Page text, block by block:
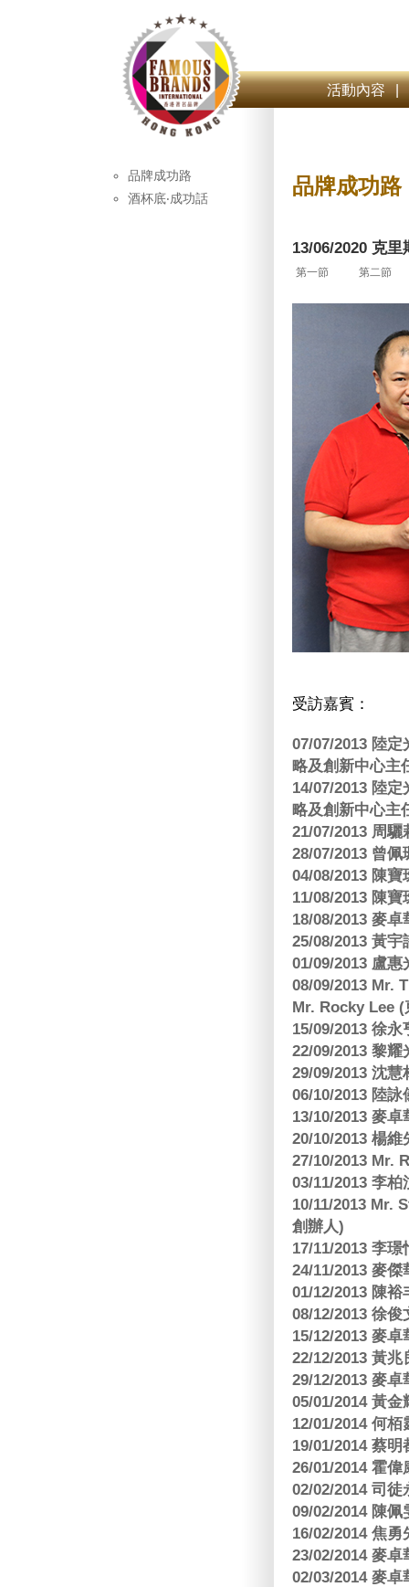
活動內容 |
品牌成功路
酒杯底‧成功話
品牌成功路
13/06/2020 克
第一節 第二節
受訪嘉賓：
07/07/2013 陸
略及創新中心主
14/07/2013 陸
略及創新中心主
21/07/2013 周
28/07/2013 曾
04/08/2013 陳
11/08/2013 陳
18/08/2013 麥
25/08/2013 黃
01/09/2013 盧
08/09/2013 Mr.
Mr. Rocky Lee
15/09/2013 徐
22/09/2013 黎
29/09/2013 沈
06/10/2013 陸
13/10/2013 麥
20/10/2013 楊
27/10/2013 Mr.
03/11/2013 李
10/11/2013 Mr.
創辦人)
17/11/2013 李
24/11/2013 麥
01/12/2013 陳
08/12/2013 徐
15/12/2013 麥
22/12/2013 黃
29/12/2013 麥
05/01/2014 黃
12/01/2014 何
19/01/2014 蔡
26/01/2014 霍
02/02/2014 司
09/02/2014 陳
16/02/2014 焦
23/02/2014 麥
02/03/2014 麥